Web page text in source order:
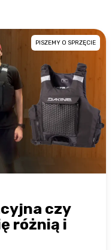
PISZEMY O SPRZĘCIE
czy
różnią i